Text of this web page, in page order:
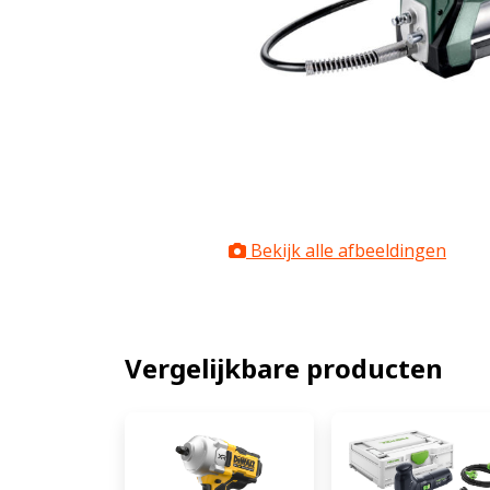
Bekijk alle afbeeldingen
Vergelijkbare producten